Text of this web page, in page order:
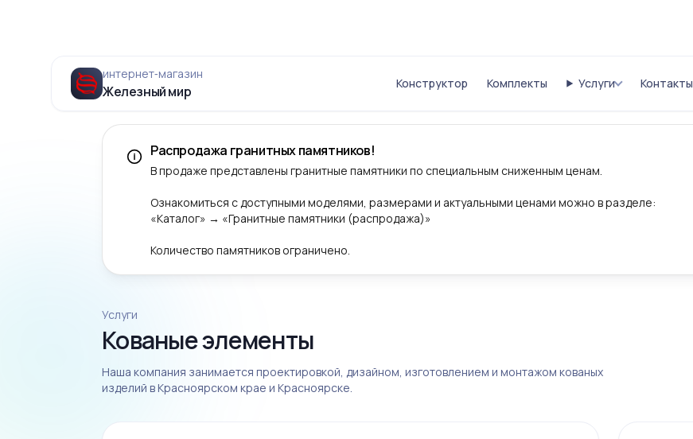
интернет‑магазин
Железный мир Конструктор Комплекты Услуги Контакты
Распродажа гранитных памятников!
В продаже представлены гранитные памятники по специальным сниженным ценам.
Ознакомиться с доступными моделями, размерами и актуальными ценами можно в разделе:
«Каталог» → «Гранитные памятники (распродажа)»
Количество памятников ограничено.
Услуги
Кованые элементы
Наша компания занимается проектировкой, дизайном, изготовлением и монтажом кованых
изделий в Красноярском крае и Красноярске.